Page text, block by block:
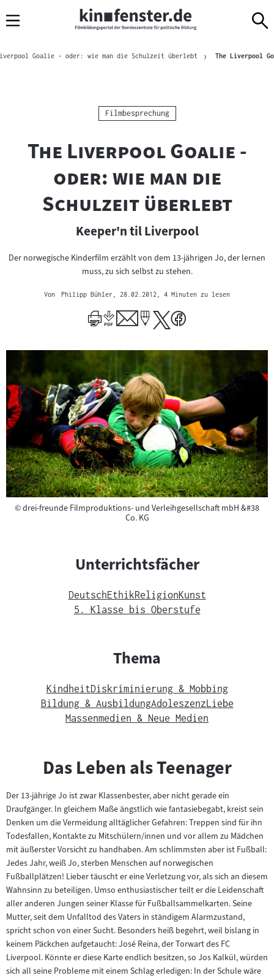
Navigation
zum
zur
amBrotkrümelnavigation
Goalie - oder: wie man die Schulzeit überlebt The Liverpool
Kategorie:
Filmbesprechung
"
The Liverpool Goalie -
oder: wie man die
Schulzeit überlebt"
Keeper'n til Liverpool
Der norwegische Kinderfilm erzählt von dem 13-jährigen Jo, der lernen
muss, zu sich selbst zu stehen.
Von Philipp Bühler , 28.02.2012 , 4 Minuten zu lesen
©Copyright
drei-freunde Filmproduktions- und Verleihgesellschaft mbH &#38
Co. KG
Unterrichtsfächer
DeutschEthikReligionKunst
5. Klasse bis Oberstufe
Thema
KindheitDiskriminierung & Mobbing
Bildung & AusbildungAdoleszenz Liebe
Massenmedien & Neue Medien
Das Leben als Teenager
Der 13-jährige Jo ist zwar Klassenbester, aber nicht gerade ein
Draufgänger. In gleichem Maße ängstlich wie fantasiebegabt, kreist sein
Denken um die Vermeidung alltäglicher Gefahren: Treppen sind für ihn
Todesfallen, Kontakte zu Mitschülern/innen und vor allem zu Mädchen
mit äußerster Vorsicht zu handhaben. Am schlimmsten aber ist Fußball:
Jedes Jahr, weiß Jo, sterben Menschen auf norwegischen
Fußballplätzen! Lieber täuscht er eine Verletzung vor, als sich an diesem
Wahnsinn zu beteiligen. Umso enthusiastischer teilt er die Leidenschaft
aller anderen Jungen seiner Klasse für Fußballsammelkarten. Seine
Mutter, seit dem Unfalltod des Vaters in ständigem Alarmzustand,
spricht schon von einer Sucht. Besonders heiß begehrt, weil bislang in
keinem Päckchen aufgetaucht: José Reina, der Torwart des FC
Liverpool. Könnte er diese Karte endlich besitzen, so Jos Kalkül, würden
sich all seine Probleme mit einem Schlag erledigen: In der Schule wäre